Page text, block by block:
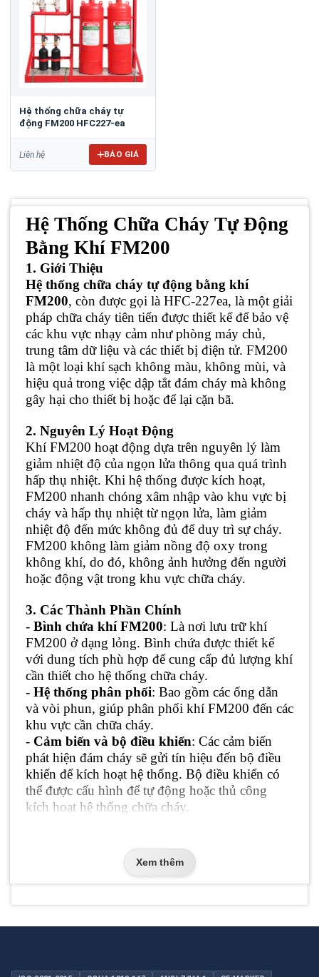
Hệ thống chữa cháy tự
động FM200 HFC227-ea
Liên hệ BÁO GIÁ
Hệ Thống Chữa Cháy Tự Động
Bằng Khí FM200
1. Giới Thiệu
Hệ thống chữa cháy tự động bằng khí
FM200, còn được gọi là HFC-227ea, là một giải
pháp chữa cháy tiên tiến được thiết kế để bảo vệ
các khu vực nhạy cảm như phòng máy chủ,
trung tâm dữ liệu và các thiết bị điện tử. FM200
là một loại khí sạch không màu, không mùi, và
hiệu quả trong việc dập tắt đám cháy mà không
gây hại cho thiết bị hoặc để lại cặn bã.
2. Nguyên Lý Hoạt Động
Khí FM200 hoạt động dựa trên nguyên lý làm
giảm nhiệt độ của ngọn lửa thông qua quá trình
hấp thụ nhiệt. Khi hệ thống được kích hoạt,
FM200 nhanh chóng xâm nhập vào khu vực bị
cháy và hấp thụ nhiệt từ ngọn lửa, làm giảm
nhiệt độ đến mức không đủ để duy trì sự cháy.
FM200 không làm giảm nồng độ oxy trong
không khí, do đó, không ảnh hưởng đến người
hoặc động vật trong khu vực chữa cháy.
3. Các Thành Phần Chính
- Bình chứa khí FM200: Là nơi lưu trữ khí
FM200 ở dạng lỏng. Bình chứa được thiết kế
với dung tích phù hợp để cung cấp đủ lượng khí
cần thiết cho hệ thống chữa cháy.
- Hệ thống phân phối: Bao gồm các ống dẫn
và vòi phun, giúp phân phối khí FM200 đến các
khu vực cần chữa cháy.
- Cảm biến và bộ điều khiển: Các cảm biến
phát hiện đám cháy sẽ gửi tín hiệu đến bộ điều
khiển để kích hoạt hệ thống. Bộ điều khiển có
thể được cấu hình để tự động hoặc thủ công
kích hoạt hệ thống chữa cháy.
Bảo vệ thiết bị nhạy cảm
: FM200 không dẫn
điện và không làm hư hại thiết bị điện tử, rất
phù hợp cho các phòng máy chủ và trung tâm
dữ liệu.
-Thời gian phục hồi nhanh: Khí FM200 làm
Xem thêm